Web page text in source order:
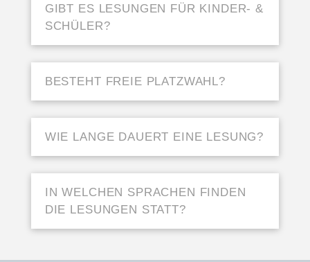
GIBT ES LESUNGEN FÜR KINDER- &
SCHÜLER?
BESTEHT FREIE PLATZWAHL?
WIE LANGE DAUERT EINE LESUNG?
IN WELCHEN SPRACHEN FINDEN
DIE LESUNGEN STATT?